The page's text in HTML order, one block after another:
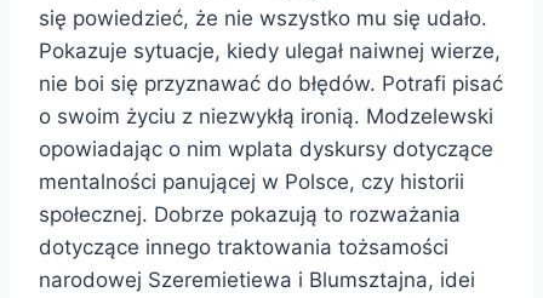
się powiedzieć, że nie wszystko mu się udało.
Pokazuje sytuacje, kiedy ulegał naiwnej wierze,
nie boi się przyznawać do błędów. Potrafi pisać
o swoim życiu z niezwykłą ironią. Modzelewski
opowiadając o nim wplata dyskursy dotyczące
mentalności panującej w Polsce, czy historii
społecznej. Dobrze pokazują to rozważania
dotyczące innego traktowania tożsamości
narodowej Szeremietiewa i Blumsztajna, idei